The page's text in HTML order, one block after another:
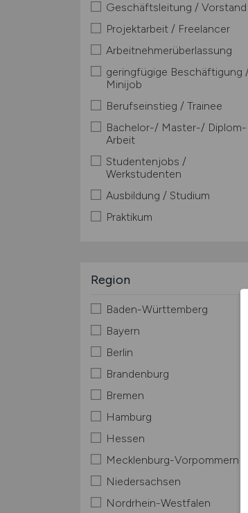
Geschäftsleitung / Vorstand
Projektarbeit / Freelancer
Arbeitnehmerüberlassung
geringfügige Beschäftigung
Minijob
Berufseinstieg / Trainee
Bachelor-/ Master-/ Diplom-
Arbeit
Studentenjobs /
Werkstudenten
Ausbildung / Studium
Praktikum
Region
Baden-Württemberg
Bayern
Berlin
Brandenburg
Bremen
Hamburg
Hessen
Mecklenburg-Vorpommern
Niedersachsen
Nordrhein-Westfalen